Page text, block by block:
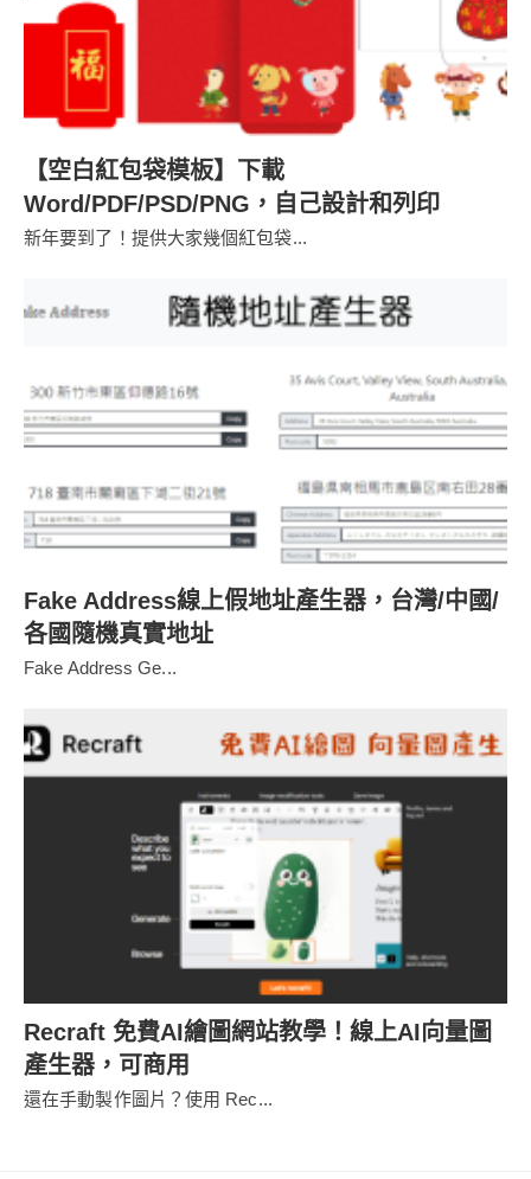
【空白紅包袋模板】下載
Word/PDF/PSD/PNG，自己設計和列印
新年要到了！提供大家幾個紅包袋...
Fake Address線上假地址產生器，台灣/中國/
各國隨機真實地址
Fake Address Ge...
Recraft 免費AI繪圖網站教學！線上AI向量圖
產生器，可商用
還在手動製作圖片？使用 Rec...